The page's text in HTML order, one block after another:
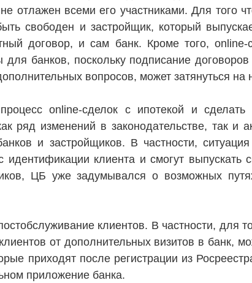
отлажен всеми его участниками. Для того
свободен и застройщик, который
договор, и сам банк. Кроме того, online-
для банков, поскольку подписание
вопросов, может затянуться на
online-сделок с ипотекой и сделать
ряд изменений в законодательстве, так и
и застройщиков. В частности,
идентификации клиента и смогут
ЦБ уже задумывался о возможных
клиентов. В частности, для
от дополнительных визитов в банк,
приходят после регистрации из
приложение банка.